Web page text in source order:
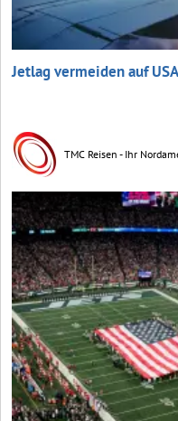
Jetlag vermeiden auf
TMC Reisen - Ihr